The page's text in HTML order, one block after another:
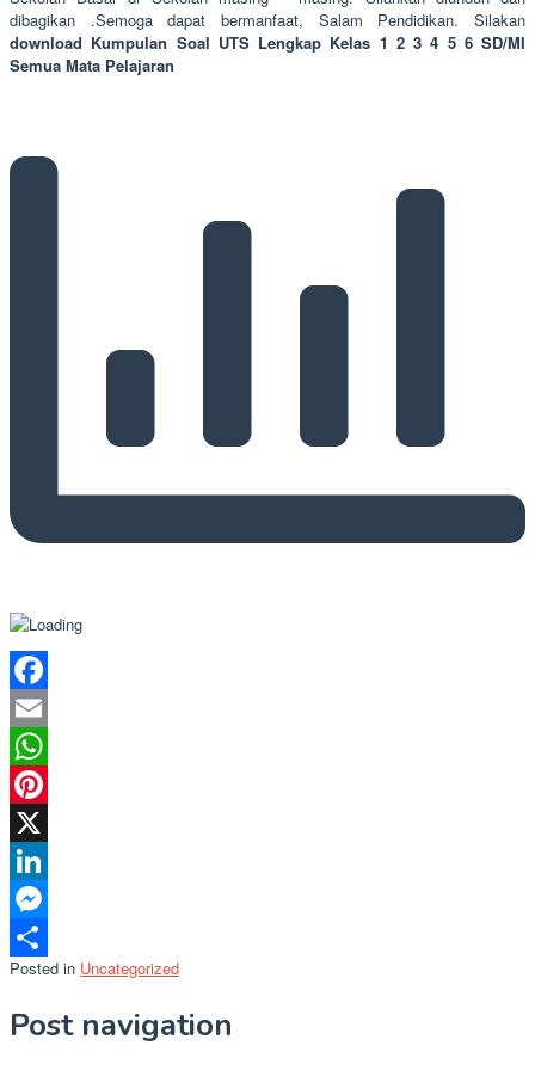
dibagikan .Semoga dapat bermanfaat, Salam Pendidikan. Silakan
download Kumpulan Soal UTS Lengkap Kelas 1 2 3 4 5 6 SD/MI
Semua Mata Pelajaran
Facebook
Email
WhatsApp
Pinterest
X
LinkedIn
Messenger
Share
Posted in Uncategorized
Post navigation